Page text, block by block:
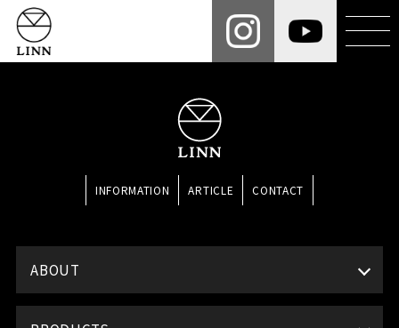
INFORMATION ARTICLE CONTACT
ABOUT